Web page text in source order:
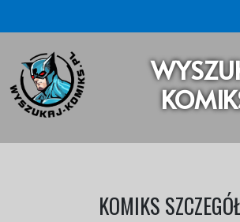
SZUKAJ |
BAZA KOMIKSÓW |
KOLEKCJE KOMIKSÓW
KOMIKS